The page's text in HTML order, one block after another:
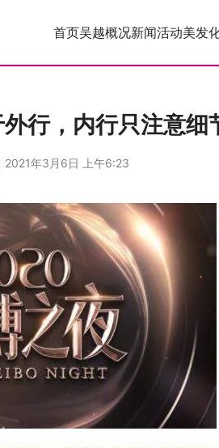
首页吴越概况新闻活动美发
行，内行只注意细
2021年3月6日 上午6:23